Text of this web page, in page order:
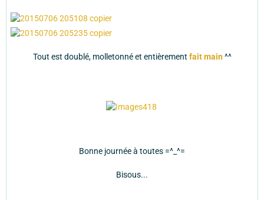
Tout est doublé, molletonné et entièrement fait main^^
Bonne journée à toutes =^_^=
Bisous...